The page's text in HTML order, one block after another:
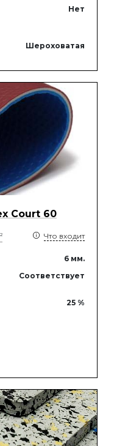
Нет
Шероховатая
Court 60
2 Что входит
6 мм.
Соответствует
25 %